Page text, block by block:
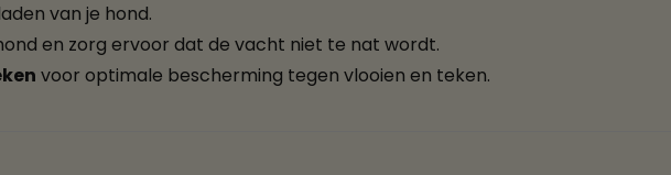
van je hond.
en zorg ervoor dat de vacht niet te nat wordt.
voor optimale bescherming tegen vlooien en teken.